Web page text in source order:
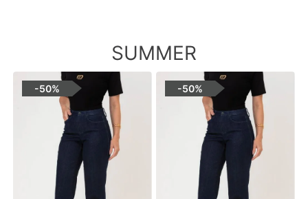
SUMMER
-50% -50%